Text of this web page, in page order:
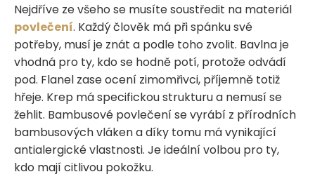
Nejdříve ze všeho se musíte soustředit na materiál
povlečení. Každý člověk má při spánku své
potřeby, musí je znát a podle toho zvolit. Bavlna je
vhodná pro ty, kdo se hodně potí, protože odvádí
pod. Flanel zase ocení zimomřivci, příjemně totiž
hřeje. Krep má specifickou strukturu a nemusí se
žehlit. Bambusové povlečení se vyrábí z přírodních
bambusových vláken a díky tomu má vynikající
antialergické vlastnosti. Je ideální volbou pro ty,
kdo mají citlivou pokožku.